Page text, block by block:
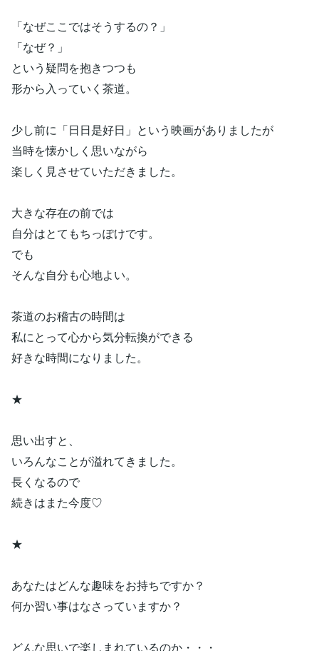
「なぜここではそうするの？」
「なぜ？」
という疑問を抱きつつも
形から入っていく茶道。
少し前に「日日是好日」という映画がありましたが
当時を懐かしく思いながら
楽しく見させていただきました。
大きな存在の前では
自分はとてもちっぽけです。
でも
そんな自分も心地よい。
茶道のお稽古の時間は
私にとって心から気分転換ができる
好きな時間になりました。
★
思い出すと、
いろんなことが溢れてきました。
長くなるので
続きはまた今度♡
★
あなたはどんな趣味をお持ちですか？
何か習い事はなさっていますか？
どんな思いで楽しまれているのか・・・